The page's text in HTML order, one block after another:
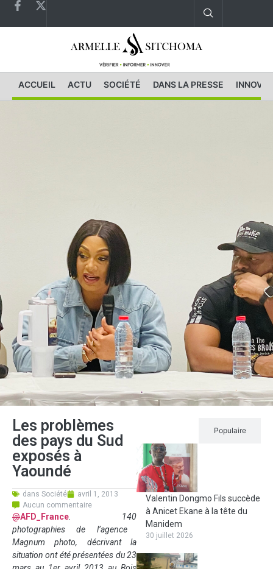
ACCUEIL ACTU SOCIÉTÉ DANS LA PRESSE
Les problèmes
des pays du Sud
exposés à
Yaoundé
dans Société
avril 1, 2013
Aucun commentaire
@AFD_France. 140
photographies de l’agence
Magnum photo, décrivant la
situation ont été présentées du 23
Populaire
Valentin Dongmo Fils succède
à Anicet Ekane à la tête du
Manidem
30 juillet 2026